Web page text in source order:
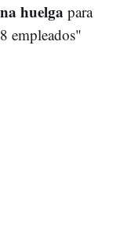
huelga para
empleados"